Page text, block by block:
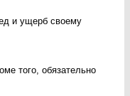
и ущерб своему
того, обязательно